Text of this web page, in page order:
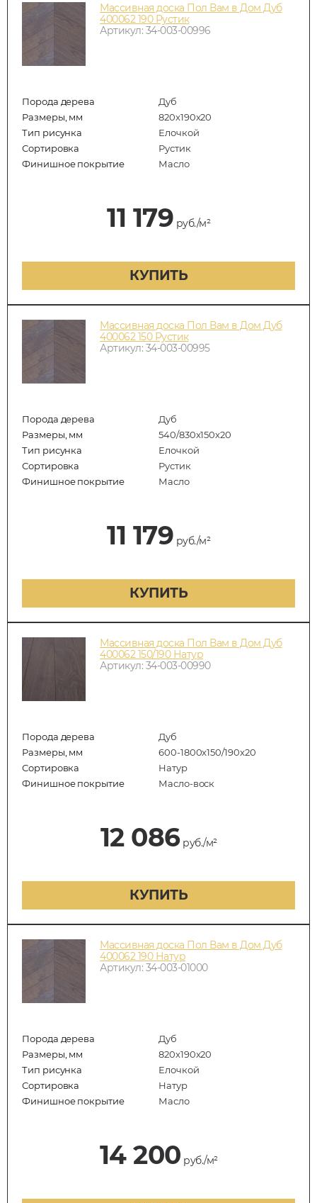
Массивная доска Пол Вам в Дом Дуб
400062 190 Рустик
Артикул: 34-003-00996
Порода дерева
Дуб
Размеры, мм
820x190x20
Тип рисунка
Елочкой
Сортировка
Рустик
Финишное покрытие
Масло
11 179 руб./м²
КУПИТЬ
Массивная доска Пол Вам в Дом Дуб
400062 150 Рустик
Артикул: 34-003-00995
Порода дерева
Дуб
Размеры, мм
540/830x150x20
Тип рисунка
Елочкой
Сортировка
Рустик
Финишное покрытие
Масло
11 179 руб./м²
КУПИТЬ
Массивная доска Пол Вам в Дом Дуб
400062 150/190 Натур
Артикул: 34-003-00990
Порода дерева
Дуб
Размеры, мм
600-1800x150/190x20
Сортировка
Натур
Финишное покрытие
Масло-воск
12 086руб./м²
КУПИТЬ
Массивная доска Пол Вам в Дом Дуб
400062 190 Натур
Артикул: 34-003-01000
Порода дерева
Дуб
Размеры, мм
820x190x20
Тип рисунка
Елочкой
Сортировка
Натур
Финишное покрытие
Масло
14 200 руб./м²